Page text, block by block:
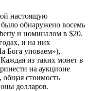
настоящую
обнаружено восемь
и номиналом в $20.
и на них
Бога уповаем»),
из таких монет в
на аукционе
стоимость
долларов.